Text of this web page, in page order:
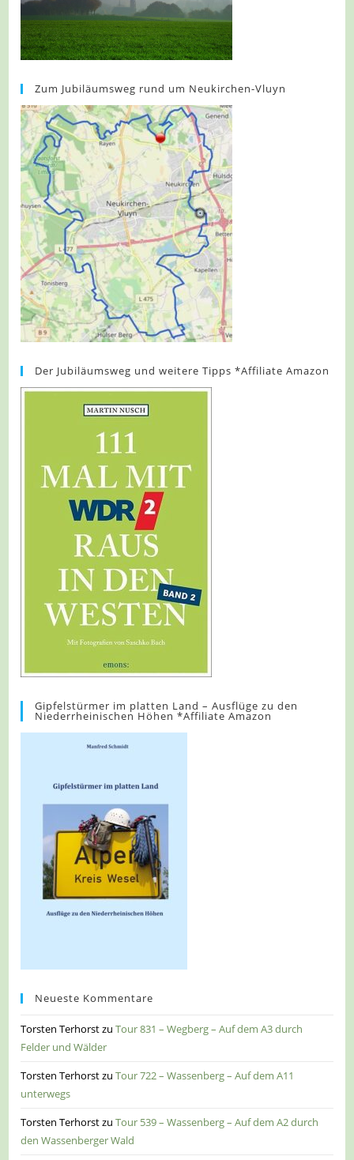
Zum Jubiläumsweg rund um Neukirchen-Vluyn
Der Jubiläumsweg und weitere Tipps *Affiliate Amazon
Gipfelstürmer im platten Land – Ausflüge zu den
Niederrheinischen Höhen *Affiliate Amazon
Neueste Kommentare
Torsten TerhorstzuTour 831 – Wegberg – Auf dem A3 durch
Felder und Wälder
Torsten TerhorstzuTour 722 – Wassenberg – Auf dem A11
unterwegs
Torsten TerhorstzuTour 539 – Wassenberg – Auf dem A2 durch
den Wassenberger Wald